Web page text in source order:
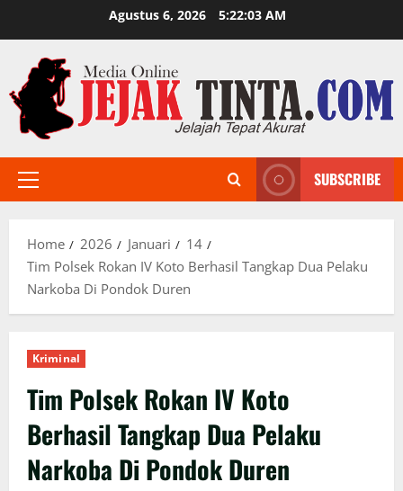
to
content
Agustus 6, 2026 5:22:05 AM
Primary
SUBSCRIBE
Home 2026 Januari
14
Tim Polsek Rokan IV Koto Berhasil Tangkap Dua Pelaku
Narkoba Di Pondok Duren
Kriminal
Tim Polsek Rokan IV Koto
Berhasil Tangkap Dua Pelaku
Narkoba Di Pondok Duren